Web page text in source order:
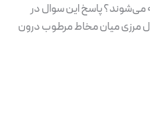
می‌شوند؟ پاسخ این سوال در
مرزی میان مخاط مرطوب درون